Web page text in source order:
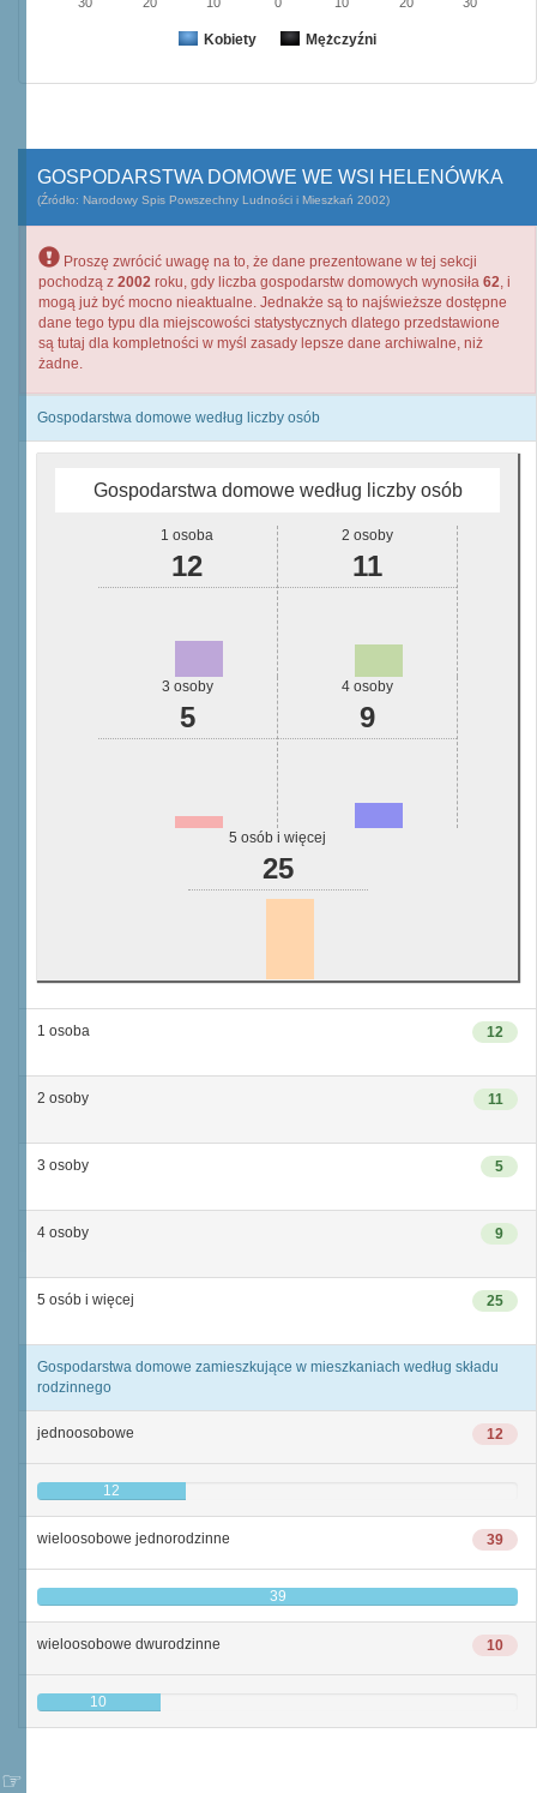
Kobiety Mężczyźni
GOSPODARSTWA DOMOWE WE WSI HELENÓWKA
(Źródło: Narodowy Spis Powszechny Ludności i Mieszkań 2002)
Proszę zwrócić uwagę na to, że dane prezentowane w tej sekcji
pochodzą z 2002 roku, gdy liczba gospodarstw domowych wynosiła 62, i
mogą już być mocno nieaktualne. Jednakże są to najświeższe dostępne
dane tego typu dla miejscowości statystycznych dlatego przedstawione
są tutaj dla kompletności w myśl zasady lepsze dane archiwalne, niż
żadne.
Gospodarstwa domowe według liczby osób
Gospodarstwa domowe według liczby osób
1 osoba
12
2 osoby
11
3 osoby
5
4 osoby
9
5 osób i więcej
25
12
1 osoba
11
2 osoby
5
3 osoby
9
4 osoby
25
5 osób i więcej
Gospodarstwa domowe zamieszkujące w mieszkaniach według składu
rodzinnego
12
jednoosobowe
12
39
wieloosobowe jednorodzinne
39
10
wieloosobowe dwurodzinne
10